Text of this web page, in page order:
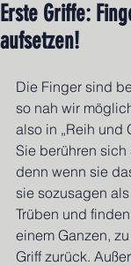
Erste Griffe:
aufsetzen!
Die Finger sind
so nah wir
also in „Reih und
Sie berühren
denn wenn sie
sie sozusagen
Trüben und
einem Ganzen,
Griff zurück.